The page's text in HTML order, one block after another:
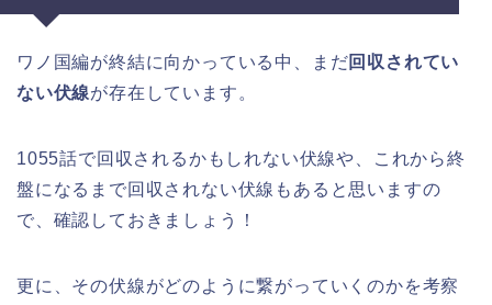
ワノ国編が終結に向かっている中、まだ回収されてい
ない伏線が存在しています。
1055話で回収されるかもしれない伏線や、これから終
盤になるまで回収されない伏線もあると思いますの
で、確認しておきましょう！
更に、その伏線がどのように繋がっていくのかを考察